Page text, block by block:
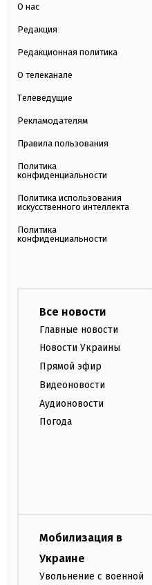
О нас
Редакция
Редакционная политика
О телеканале
Телеведущие
Рекламодателям
Правила пользования
Политика
конфиденциальности
Политика использования
искусственного интеллекта
Политика
конфиденциальности
Все новости
Главные новости
Новости Украины
Прямой эфир
Видеоновости
Аудионовости
Погода
Мобилизация в
Украине
Увольнение с военной